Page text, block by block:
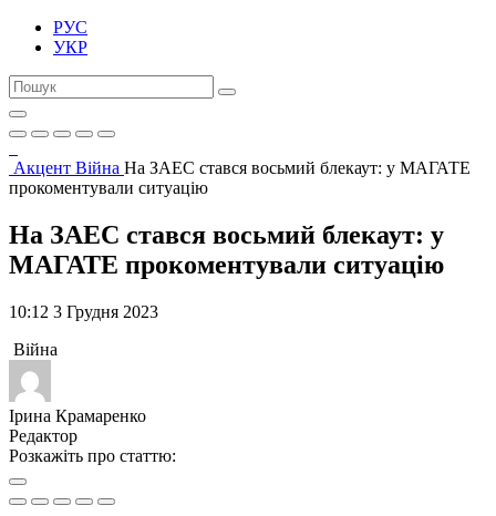
РУС
УКР
Акцент Війна На ЗАЕС стався восьмий блекаут: у МАГАТЕ
прокоментували ситуацію
На ЗАЕС стався восьмий блекаут: у
МАГАТЕ прокоментували ситуацію
10:12 3 Грудня 2023
Війна
Ірина Крамаренко
Редактор
Розкажіть про статтю: